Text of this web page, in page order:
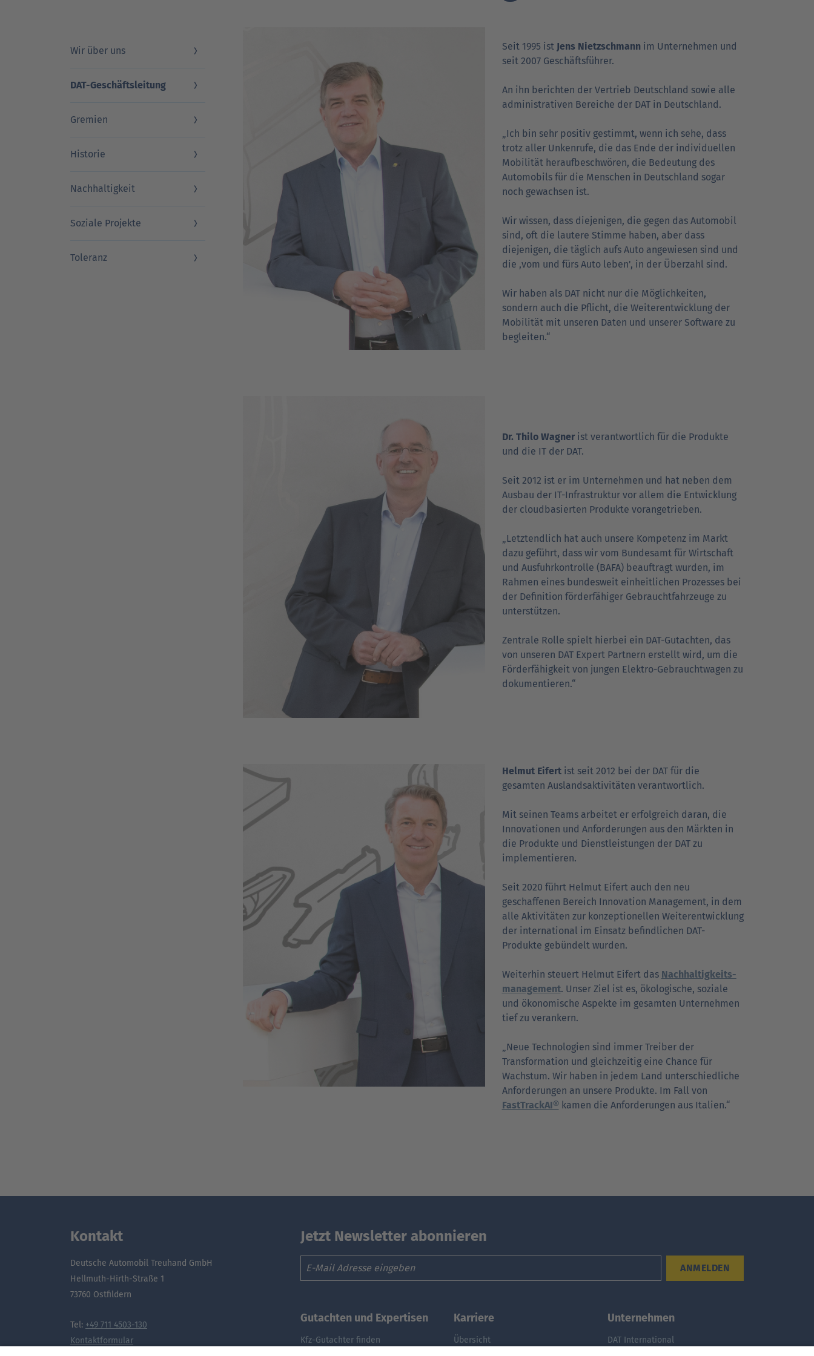
DAT Akademie: Webinare & Seminare für Kunden Support für Kunden Ansprechpartner
DAT Akademie: Webinare & Seminare für Kunden Support für Kunden Ansprechpartner
DAT Report Nachrichten Pressekontakt
Seit 1995 ist Jens Nietzschmann im Unternehmen und
seit 2007 Geschäftsführer.
An ihn berichten der Vertrieb Deutschland sowie alle
administrativen Bereiche der DAT in Deutschland.
„Ich bin sehr positiv gestimmt, wenn ich sehe, dass
trotz aller Unkenrufe, die das Ende der individuellen
Mobilität heraufbeschwören, die Bedeutung des
Automobils für die Menschen in Deutschland sogar
noch gewachsen ist.
Wir wissen, dass diejenigen, die gegen das Automobil
sind, oft die lautere Stimme haben, aber dass
diejenigen, die täglich aufs Auto angewiesen sind und
die ,vom und fürs Auto leben', in der Überzahl sind.
Wir haben als DAT nicht nur die Möglichkeiten,
sondern auch die Pflicht, die Weiterentwicklung der
Mobilität mit unseren Daten und unserer Software zu
begleiten.“
Dr. Thilo Wagnerist verantwortlich für die Produkte
und die IT der DAT.
Seit 2012 ist er im Unternehmen und hat neben dem
Ausbau der IT-Infrastruktur vor allem die Entwicklung
der cloudbasierten Produkte vorangetrieben.
„Letztendlich hat auch unsere Kompetenz im Markt
dazu geführt, dass wir vom Bundesamt für Wirtschaft
und Ausfuhr­kontrolle (BAFA) beauftragt wurden, im
Rahmen eines bundesweit einheitlichen Prozesses bei
der Definition förderfähiger Gebraucht­fahrzeuge zu
unterstützen.
Zentrale Rolle spielt hierbei ein DAT-Gutachten, das
von unseren DAT Expert Partnern erstellt wird, um die
Förder­fähigkeit von jungen Elektro-Gebraucht­wagen zu
dokumentieren.“
Helmut Eifert ist seit 2012 bei der DAT für die
gesamten Auslandsaktivitäten verantwortlich.
Mit seinen Teams arbeitet er erfolgreich daran, die
Inno­va­tionen und Anforderungen aus den Märkten in
die Produkte und Dienstleistungen der DAT zu
implementieren.
Seit 2020 führt Helmut Eifert auch den neu
geschaffenen Bereich Innovation Management, in dem
alle Aktivitäten zur konzeptionellen Weiterentwicklung
der international im Einsatz befindlichen DAT-
Produkte gebündelt wurden.
Weiterhin steuert Helmut Eifert das Nach­hal­tig­keits­
ma­na­ge­ment. Unser Ziel ist es, ökologische, soziale
und ökonomische Aspekte im gesamten Unternehmen
tief zu verankern.
„Neue Technologien sind immer Treiber der
Transformation und gleichzeitig eine Chance für
Wachstum. Wir haben in jedem Land unterschiedliche
Anforderungen an unsere Produkte. Im Fall von
FastTrackAI®kamen die Anforderungen aus Italien.“
Wir über uns
DAT-Geschäftsleitung
Gremien
Historie
Nachhaltigkeit
Soziale Projekte
Toleranz
Kontakt
Deutsche Automobil Treuhand GmbH
Hellmuth-Hirth-Straße 1
73760 Ostfildern
Tel: +49 711 4503-130
Kontaktformular
Jetzt Newsletter abonnieren
Email
ANMELDEN
Gutachten und Expertisen
Kfz-Gutachter finden
Karriere
Übersicht
Unternehmen
DAT International